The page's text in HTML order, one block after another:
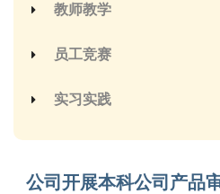
教师教学
员工竞赛
实习实践
公司开展本科公司产品